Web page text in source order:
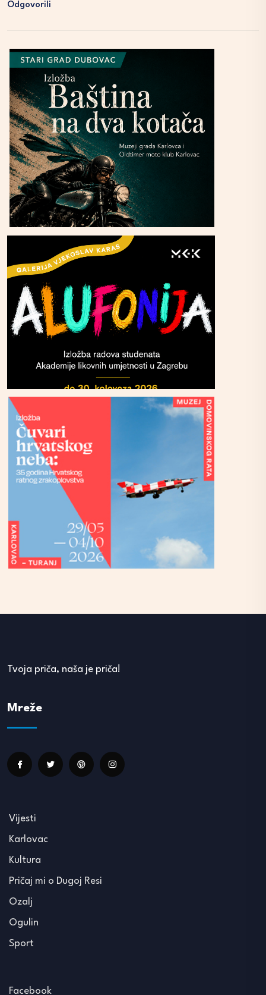
Odgovorili
Tvoja priča, naša je priča!
Mreže
Vijesti
Karlovac
Kultura
Pričaj mi o Dugoj Resi
Ozalj
Ogulin
Sport
Facebook